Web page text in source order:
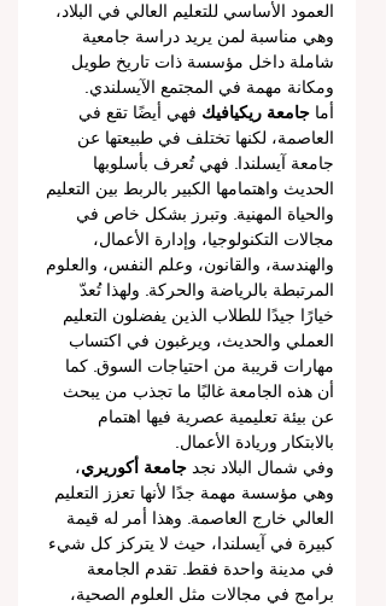
العمود الأساسي للتعليم العالي في البلاد،
وهي مناسبة لمن يريد دراسة جامعية
شاملة داخل مؤسسة ذات تاريخ طويل
ومكانة مهمة في المجتمع الآيسلندي.
أما جامعة ريكيافيك فهي أيضًا تقع في
العاصمة، لكنها تختلف في طبيعتها عن
جامعة آيسلندا. فهي تُعرف بأسلوبها
الحديث واهتمامها الكبير بالربط بين التعليم
والحياة المهنية. وتبرز بشكل خاص في
مجالات التكنولوجيا، وإدارة الأعمال،
والهندسة، والقانون، وعلم النفس، والعلوم
المرتبطة بالرياضة والحركة. ولهذا تُعدّ
خيارًا جيدًا للطلاب الذين يفضلون التعليم
العملي والحديث، ويرغبون في اكتساب
مهارات قريبة من احتياجات السوق. كما
أن هذه الجامعة غالبًا ما تجذب من يبحث
عن بيئة تعليمية عصرية فيها اهتمام
بالابتكار وريادة الأعمال.
وفي شمال البلاد نجد جامعة أكوريري،
وهي مؤسسة مهمة جدًا لأنها تعزز التعليم
العالي خارج العاصمة. وهذا أمر له قيمة
كبيرة في آيسلندا، حيث لا يتركز كل شيء
في مدينة واحدة فقط. تقدم الجامعة
برامج في مجالات مثل العلوم الصحية،